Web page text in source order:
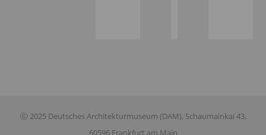
ⓒ 2025 Deutsches Architekturmuseum (DAM), Schaumainkai 43,
60596 Frankfurt am Main